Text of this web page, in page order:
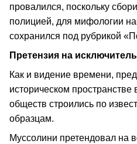
провалился, поскольку
полицией, для мифологии
сохранился под рубрикой
Претензия на
Как и видение времени,
историческом пространстве
обществ строились по
образцам.
Муссолини претендовал на